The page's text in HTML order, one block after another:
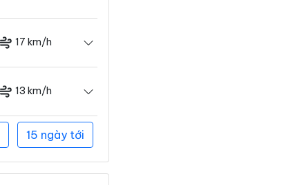
17 km/h
13 km/h
15 ngày tới